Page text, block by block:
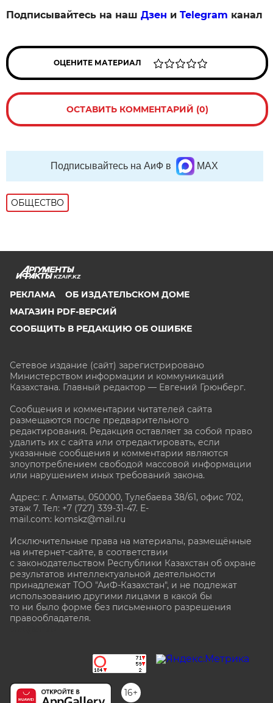
Подписывайтесь на нашДзен иTelegram канал
ОЦЕНИТЕ МАТЕРИАЛ
ОСТАВИТЬ КОММЕНТАРИЙ (0)
Подписывайтесь на АиФ в MAX
ОБЩЕСТВО
KZAIF.KZ
РЕКЛАМА
ОБ ИЗДАТЕЛЬСКОМ ДОМЕ
МАГАЗИН PDF-ВЕРСИЙ
СООБЩИТЬ В РЕДАКЦИЮ ОБ ОШИБКЕ
Сетевое издание (сайт) зарегистрировано
Министерством информации и коммуникаций
Казахстана. Главный редактор — Евгений Грюнберг.
Сообщения и комментарии читателей сайта
размещаются после предварительного
редактирования. Редакция оставляет за собой право
удалить их с сайта или отредактировать, если
указанные сообщения и комментарии являются
злоупотреблением свободой массовой информации
или нарушением иных требований закона.
Адрес: г. Алматы, 050000, Тулебаева 38/61, офис 702,
этаж 7. Тел: +7 (727) 339-31-47. E-
mail.com: komskz@mail.ru
Исключительные права на материалы, размещённые
на интернет-сайте, в соответствии
с законодательством Республики Казахстан об охране
результатов интеллектуальной деятельности
принадлежат ТОО "АиФ-Казахстан", и не подлежат
использованию другими лицами в какой бы
то ни было форме без письменного разрешения
правообладателя.
16+